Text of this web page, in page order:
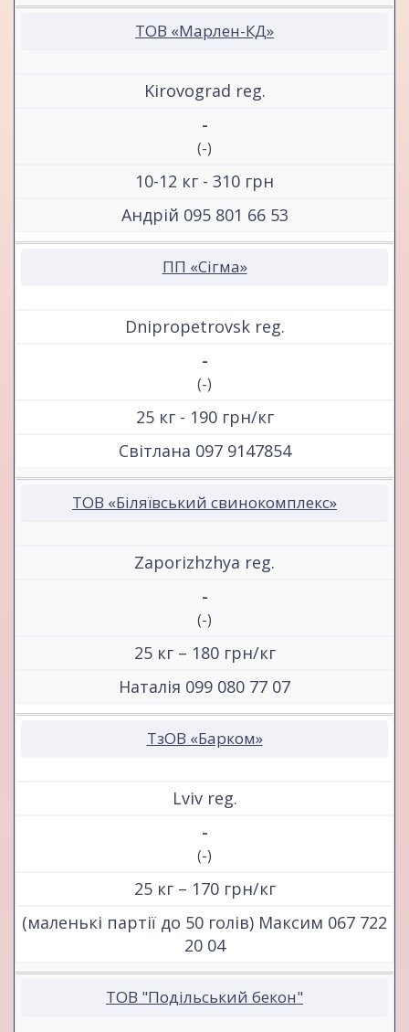
ТОВ «Марлен-КД»
Kirovograd reg.
-
(-)
10-12 кг - 310 грн
Андрій 095 801 66 53
ПП «Сігма»
Dnipropetrovsk reg.
-
(-)
25 кг - 190 грн/кг
Світлана 097 9147854
ТОВ «Біляївський свинокомплекс»
Zaporizhzhya reg.
-
(-)
25 кг – 180 грн/кг
Наталія 099 080 77 07
ТзОВ «Барком»
Lviv reg.
-
(-)
25 кг – 170 грн/кг
(маленькі партії до 50 голів) Максим 067 722
20 04
ТОВ "Подільський бекон"